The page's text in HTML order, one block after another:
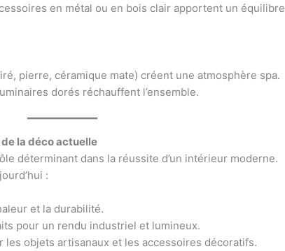
en métal ou en bois clair apportent un équilibre
pierre, céramique mate) créent une atmosphère spa.
dorés réchauffent l’ensemble.
la déco actuelle
déterminant dans la réussite d’un intérieur moderne.
:
et la durabilité.
pour un rendu industriel et lumineux.
les objets artisanaux et les accessoires décoratifs.